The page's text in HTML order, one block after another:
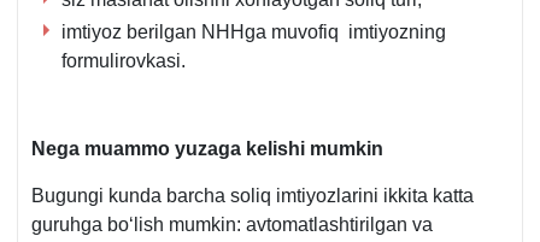
imtiyoz berilgan NHHga muvofiq imtiyozning
formulirovkasi.
Nega muammo yuzaga kelishi mumkin
Bugungi kunda barcha soliq imtiyozlarini ikkita katta
guruhga boʻlish mumkin: avtomatlashtirilgan va